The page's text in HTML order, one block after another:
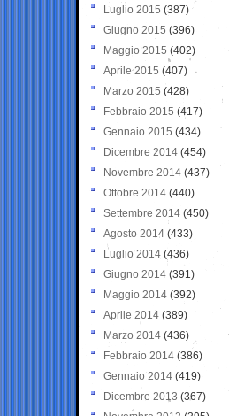
Luglio 2015 (387)
Giugno 2015 (396)
Maggio 2015 (402)
Aprile 2015 (407)
Marzo 2015 (428)
Febbraio 2015 (417)
Gennaio 2015 (434)
Dicembre 2014 (454)
Novembre 2014 (437)
Ottobre 2014 (440)
Settembre 2014 (450)
Agosto 2014 (433)
Luglio 2014 (436)
Giugno 2014 (391)
Maggio 2014 (392)
Aprile 2014 (389)
Marzo 2014 (436)
Febbraio 2014 (386)
Gennaio 2014 (419)
Dicembre 2013 (367)